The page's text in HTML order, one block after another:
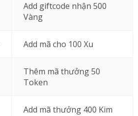
Add giftcode nhận 500
Vàng
Add mã cho 100 Xu
Thêm mã thưởng 50
Token
Add mã thưởng 400 Kim